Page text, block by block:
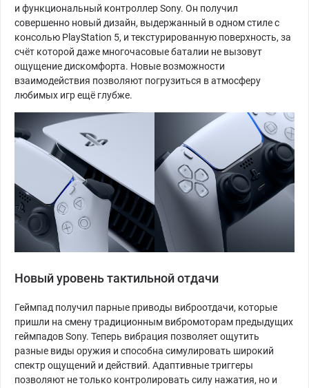
и функциональный контроллер Sony. Он получил
совершенно новый дизайн, выдержанный в одном стиле с
консолью PlayStation 5, и текстурированную поверхность, за
счёт которой даже многочасовые баталии не вызовут
ощущение дискомфорта. Новые возможности
взаимодействия позволяют погрузиться в атмосферу
любимых игр ещё глубже.
Новый уровень тактильной отдачи
Геймпад получил парные приводы виброотдачи, которые
пришли на смену традиционным вибромоторам предыдущих
геймпадов Sony. Теперь вибрация позволяет ощутить
разные виды оружия и способна симулировать широкий
спектр ощущений и действий. Адаптивные триггеры
позволяют не только контролировать силу нажатия, но и